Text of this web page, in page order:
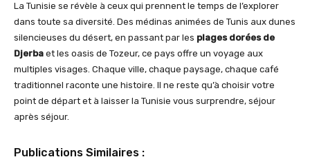
La Tunisie se révèle à ceux qui prennent le temps de l’explorer
dans toute sa diversité. Des médinas animées de Tunis aux dunes
silencieuses du désert, en passant par les plages dorées de
Djerba et les oasis de Tozeur, ce pays offre un voyage aux
multiples visages. Chaque ville, chaque paysage, chaque café
traditionnel raconte une histoire. Il ne reste qu’à choisir votre
point de départ et à laisser la Tunisie vous surprendre, séjour
après séjour.
Publications Similaires :